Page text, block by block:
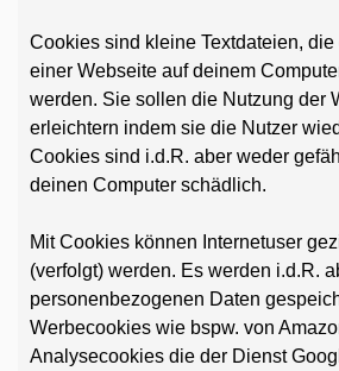
Cookies sind kleine Textdateien, die
einer Webseite auf deinem
werden. Sie sollen die Nutzung der
erleichtern indem sie die Nutzer
Cookies sind i.d.R. aber weder
deinen Computer schädlich.
Mit Cookies können Internetuser
(verfolgt) werden. Es werden i.d.R.
personenbezogenen Daten
Werbecookies wie bspw. von
Analysecookies die der Dienst